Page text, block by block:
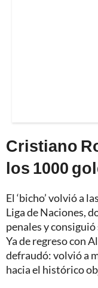
Cristiano
los 1000
El ‘bicho’ volvió a
Liga de Naciones,
penales y
Ya de regreso con
defraudó: volvió a
hacia el histórico